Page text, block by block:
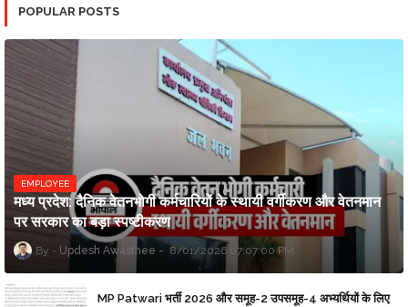
POPULAR POSTS
EMPLOYEE
मध्य प्रदेश: दैनिक वेतनभोगी कर्मचारियों के स्थायी वर्गीकरण और वेतनमान
पर सरकार का बड़ा स्पष्टीकरण
Updesh Awasthee 8/01/2026 07:07:00 PM
MP Patwari भर्ती 2026 और समूह-2 उपसमूह-4 अभ्यर्थियों के लिए